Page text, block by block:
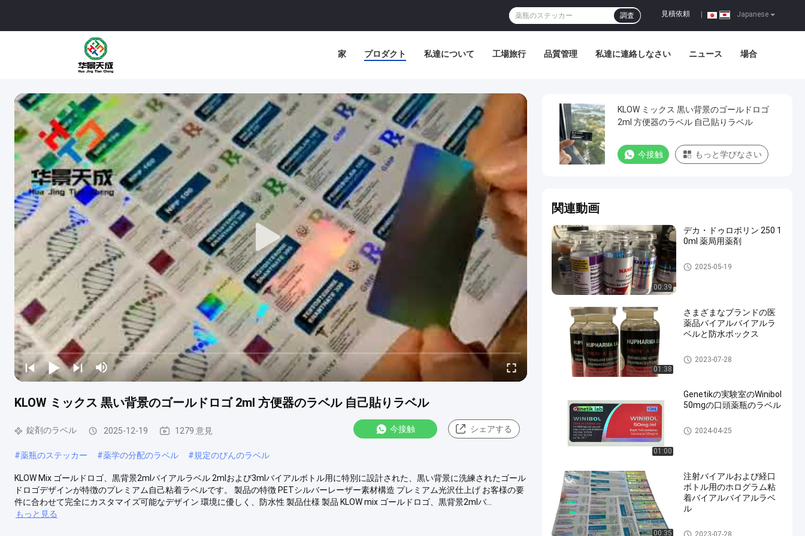
Japanese
見積依頼
調査
家 プロダクト 私達について 工場旅行 品質管理 私達に連絡しなさい ニュース 場合
KLOW ミックス 黒い背景のゴールドロゴ 2ml 方便器のラベル 自己貼りラベル
錠剤のラベル 2025-12-19 1279 意見 今接触 シェアする
#薬瓶のステッカー #薬学の分配のラベル #規定のびんのラベル
KLOW Mix ゴールドロゴ、黒背景2mlバイアルラベル 2mlおよび3mlバイアルボトル用に特別に設計された、黒い背景に洗練されたゴール
ドロゴデザインが特徴のプレミアム自己粘着ラベルです。 製品の特徴 PETシルバーレーザー素材構造 プレミアム光沢仕上げ お客様の要
件に合わせて完全にカスタマイズ可能なデザイン 環境に優しく、防水性 製品仕様 製品 KLOW mix ゴールドロゴ、黒背景2mlバ...
もっと見る
KLOW ミックス 黒い背景のゴールドロゴ
2ml 方便器のラベル 自己貼りラベル
今接触 もっと学びなさい
関連動画
00:39
デカ・ドゥロボリン 250 1
0ml 薬局用薬剤
10mL ガラスびんのラベル
2025-05-19
01:38
さまざまなブランドの医
薬品バイアルバイアルラ
ベルと防水ボックス
錠剤のラベル
2023-07-28
01:00
Genetikの実験室のWinibol
50mgの口頭薬瓶のラベル
錠剤のラベル
2024-04-25
00:35
注射バイアルおよび経口
ボトル用のホログラム粘
着バイアルバイアルラベ
ル
錠剤のラベル
2023-07-28